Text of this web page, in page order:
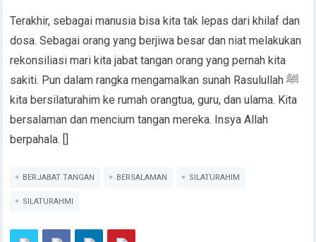
Terakhir, sebagai manusia bisa kita tak lepas dari khilaf dan
dosa. Sebagai orang yang berjiwa besar dan niat melakukan
rekonsiliasi mari kita jabat tangan orang yang pernah kita
sakiti. Pun dalam rangka mengamalkan sunah Rasulullah ﷺ
kita bersilaturahim ke rumah orangtua, guru, dan ulama. Kita
bersalaman dan mencium tangan mereka. Insya Allah
berpahala. []
BERJABAT TANGAN BERSALAMAN SILATURAHIM
SILATURAHMI